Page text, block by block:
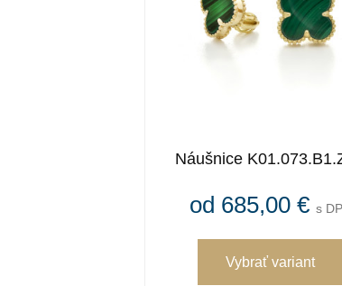
Náušnice
od 685,00 € s
Vybrať variant